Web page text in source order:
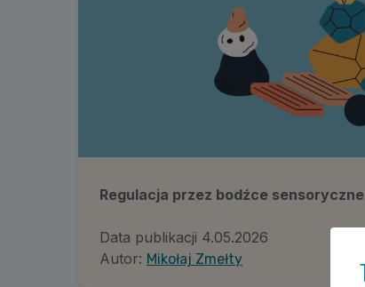
Regulacja przez bodźce sensoryczne
Data publikacji 4.05.2026
Autor: Mikołaj Zmełty